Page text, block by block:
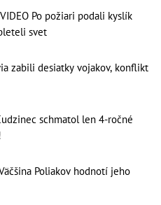
Po požiari podali kyslík
svet
zabili desiatky vojakov, konflikt
schmatol len 4-ročné
Poliakov hodnotí jeho